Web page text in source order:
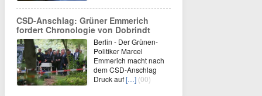
CSD-Anschlag: Grüner Emmerich
fordert Chronologie von Dobrindt
Berlin - Der Grünen-
Politiker Marcel
Emmerich macht nach
dem CSD-Anschlag
Druck auf[…] (00)